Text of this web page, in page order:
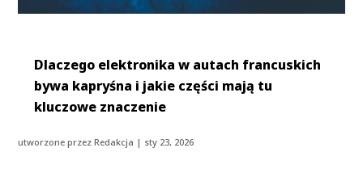
Dlaczego elektronika w autach francuskich
bywa kapryśna i jakie części mają tu
kluczowe znaczenie
utworzone przezRedakcja | sty 23, 2026